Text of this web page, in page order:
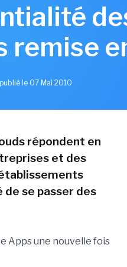
remise
publié le 07 Mai 2010
répondent en
et des
se passer des